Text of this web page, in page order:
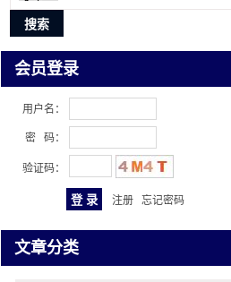
会员登录
用户名：
密 码：
验证码：
注册 忘记密码
文章分类